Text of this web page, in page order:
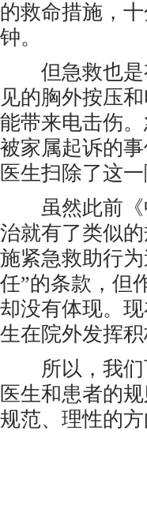
的救命措施，
钟。
但急救也是
见的胸外按压
能带来电击伤
被家属起诉的
医生扫除了这一
虽然此前《
治就有了类似
施紧急救助行
任”的条款，但
却没有体现。
生在院外发挥
所以，我们
医生和患者的
规范、理性的方